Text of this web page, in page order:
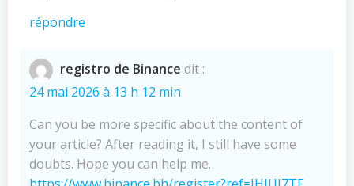
répondre
registro de Binance dit :
24 mai 2026 à 13 h 12 min
Can you be more specific about the content of
your article? After reading it, I still have some
doubts. Hope you can help me.